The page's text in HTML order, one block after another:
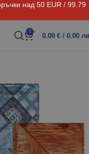
над 50 EUR / 99.79
0
0.00 € / 0.00